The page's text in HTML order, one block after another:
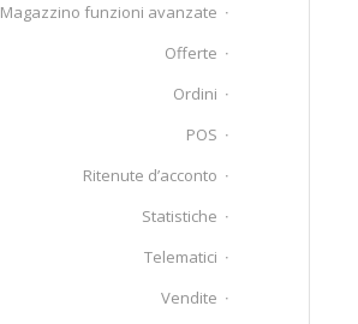
Magazzino funzioni avanzate
Offerte
Ordini
POS
Ritenute d’acconto
Statistiche
Telematici
Vendite